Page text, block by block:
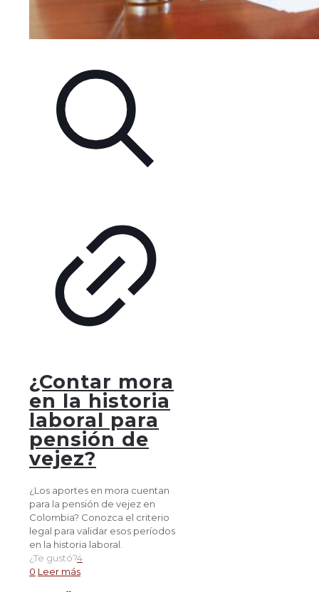
¿Contar mora
en la historia
laboral para
pensión de
vejez?
¿Los aportes en mora cuentan
para la pensión de vejez en
Colombia? Conozca el criterio
legal para validar esos períodos
en la historia laboral.
¿Te gustó?4
0 Leer más